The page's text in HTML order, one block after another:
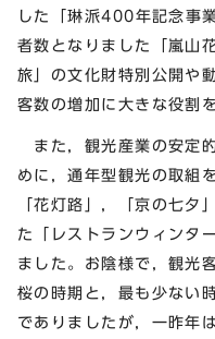
した「琳派400年記念事
者数となりました「嵐山
旅」の文化財特別公開や
客数の増加に大きな役割
また，観光産業の安定
めに，通年型観光の取組
「花灯路」，「京の七夕
た「レストランウィンタ
ました。お陰様で，観光
桜の時期と，最も少ない
でありましたが，一昨年